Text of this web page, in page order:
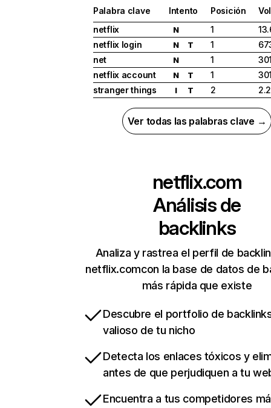
Palabra clave Intento Posición
netflix
N 1
netflix login
N T 1
net
N 1
netflix account
N T 1
stranger things
I T 2
Ver todas las palabras clave →
netflix.com
Análisis de
backlinks
Analiza y rastrea el perfil de
netflix.comcon la base de datos de
más rápida que existe
Descubre el portfolio de
valioso de tu nicho
Detecta los enlaces tóxicos y
antes de que perjudiquen a tu
Encuentra a tus competidores